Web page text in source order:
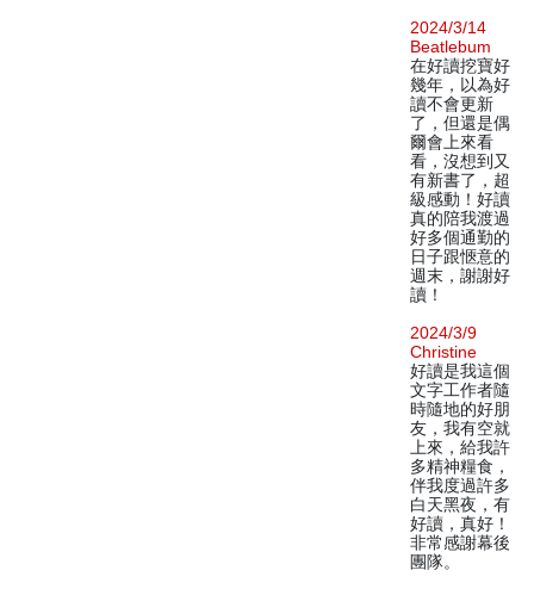
2024/3/14
Beatlebum
在好讀挖寶好
幾年，以為好
讀不會更新
了，但還是偶
爾會上來看
看，沒想到又
有新書了，超
級感動！好讀
真的陪我渡過
好多個通勤的
日子跟愜意的
週末，謝謝好
讀！
2024/3/9
Christine
好讀是我這個
文字工作者隨
時隨地的好朋
友，我有空就
上來，給我許
多精神糧食，
伴我度過許多
白天黑夜，有
好讀，真好！
非常感謝幕後
團隊。